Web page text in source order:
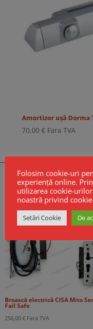
Amortizor ușă Dorma
70,00 € Fara TVA
Broască electrică CISA Mito
Fail Safe
256,00 € Fara TVA
Folosim cookie-uri
experiență online.
utilizarea cookie-
noastră privind
Setări Cookie De